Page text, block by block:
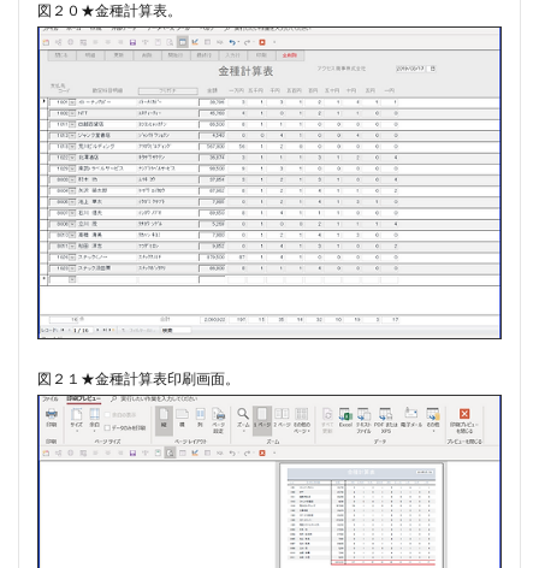
図２０★金種計算表。
図２１★金種計算表印刷画面。